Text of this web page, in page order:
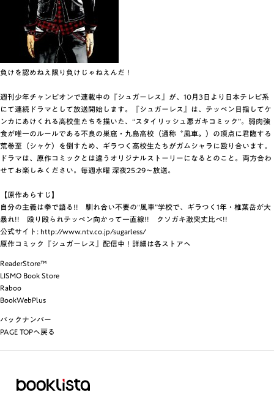
負けを認めねえ限り負けじゃねえんだ！
週刊少年チャンピオンで連載中の『シュガーレス』が、10月3日より日本テレビ系
にて連続ドラマとして放送開始します。『シュガーレス』は、テッペン目指してケ
ンカにあけくれる高校生たちを描いた、“スタイリッシュ悪ガキコミック”。弱肉強
食が唯一のルールである不良の巣窟・九島高校（通称〝風車〟）の頂点に君臨する
荒巻至（シャケ）を倒すため、ギラつく高校生たちがガムシャラに殴り合います。
ドラマは、原作コミックとは違うオリジナルストーリーになるとのこと。両方合わ
せてお楽しみください。毎週水曜 深夜25:29～放送。
【原作あらすじ】
自分の主義は拳で語る!! 馴れ合い不要の“風車”学校で、ギラつく1年・椎葉岳が大
暴れ!! 殴り殴られテッペン向かって一直線!! クソガキ激突丈比べ!!
公式サイト: http://www.ntv.co.jp/sugarless/
原作コミック『シュガーレス』配信中！詳細は各ストアへ
ReaderStore™
LISMO Book Store
Raboo
BookWebPlus
バックナンバー
PAGE TOPへ戻る